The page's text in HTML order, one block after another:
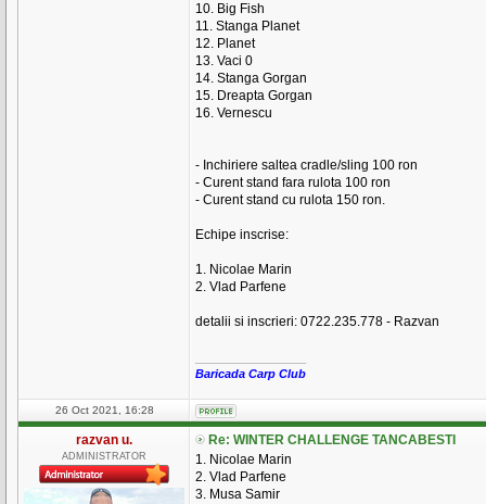
10. Big Fish
11. Stanga Planet
12. Planet
13. Vaci 0
14. Stanga Gorgan
15. Dreapta Gorgan
16. Vernescu
- Inchiriere saltea cradle/sling 100 ron
- Curent stand fara rulota 100 ron
- Curent stand cu rulota 150 ron.
Echipe inscrise:
1. Nicolae Marin
2. Vlad Parfene
detalii si inscrieri: 0722.235.778 - Razvan
Baricada Carp Club
26 Oct 2021, 16:28
razvan u.
ADMINISTRATOR
Re: WINTER CHALLENGE TANCABESTI
1. Nicolae Marin
2. Vlad Parfene
3. Musa Samir